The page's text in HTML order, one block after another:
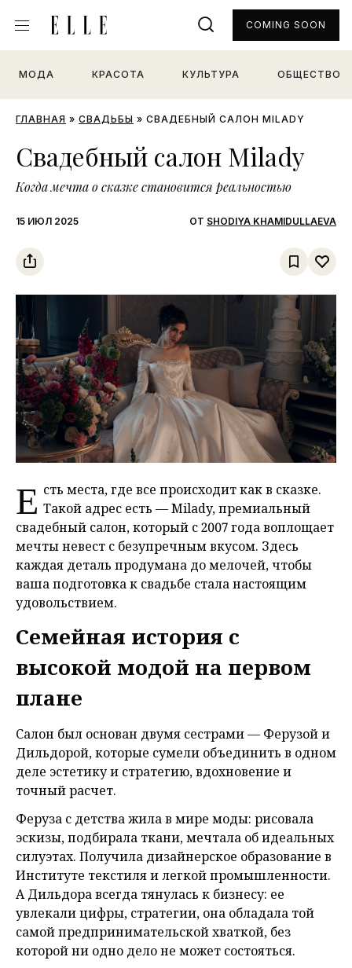
МОДА КРАСОТА КУЛЬТУРА ОБЩЕСТВО
COMING SOON
ГЛАВНАЯ » СВАДЬБЫ » СВАДЕБНЫЙ САЛОН MILADY
Свадебный салон Milady
Когда мечта о сказке становится реальностью
15 ИЮЛ 2025 ОТ SHODIYA KHAMIDULLAEVA
Е сть места, где все происходит как в сказке.
Такой адрес есть — Milady, премиальный
свадебный салон, который с 2007 года воплощает
мечты невест с безупречным вкусом. Здесь
каждая деталь продумана до мелочей, чтобы
ваша подготовка к свадьбе стала настоящим
удовольствием.
Семейная история с
высокой модой на первом
плане
Салон был основан двумя сестрами — Ферузой и
Дильдорой, которые сумели объединить в одном
деле эстетику и стратегию, вдохновение и
точный расчет.
Феруза с детства жила в мире моды: рисовала
эскизы, подбирала ткани, мечтала об идеальных
силуэтах. Получила дизайнерское образование в
Институте текстиля и легкой промышленности.
А Дильдора всегда тянулась к бизнесу: ее
увлекали цифры, стратегии, она обладала той
самой предпринимательской хваткой, без
которой ни одно дело не может состояться.